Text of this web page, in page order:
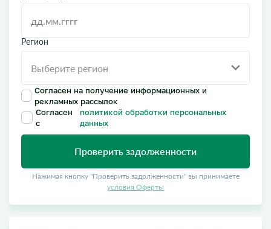
Регион
Согласен на получение информационных и
рекламных рассылок
Согласен
с
политикой обработки персональных
данных
Проверить задолженности
Нажимая кнопку "Проверить задолженности" вы принимаете
условия Оферты